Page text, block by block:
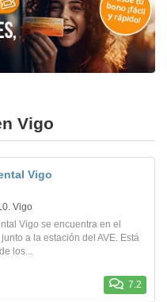
Vigo
Vigo
Vigo
Vigo se encuentra en el
a la estación del AVE. Está
los...
7.2